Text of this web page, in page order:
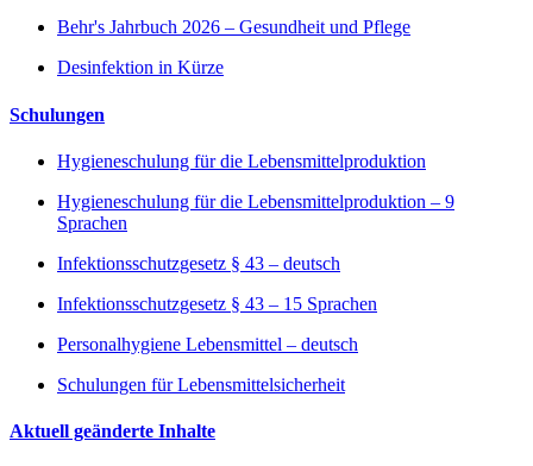
Behr's Jahrbuch 2026 – Gesundheit und Pflege
Desinfektion in Kürze
Schulungen
Hygieneschulung für die Lebensmittelproduktion
Hygieneschulung für die Lebensmittelproduktion – 9
Sprachen
Infektionsschutzgesetz § 43 – deutsch
Infektionsschutzgesetz § 43 – 15 Sprachen
Personalhygiene Lebensmittel – deutsch
Schulungen für Lebensmittelsicherheit
Aktuell geänderte Inhalte